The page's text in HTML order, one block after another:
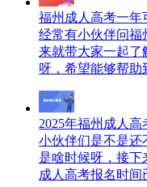
福州成人高考一年
经常有小伙伴问福
来就带大家一起了
呀，希望能够帮助
2025年福州成人
小伙伴们是不是还
是啥时候呀，接下
成人高考报名时